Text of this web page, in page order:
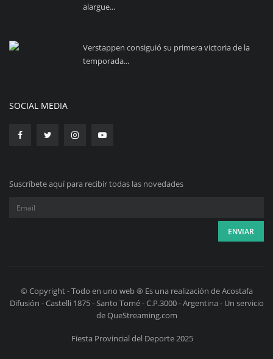
alargue...
Verstappen consiguió su primera victoria de la
temporada...
SOCIAL MEDIA
Suscríbete aquí para recibir todas las novedades
© Copyright - Todo en uno web ® Es una realización de Acostafa
Difusión - Castelli 1875 - Santo Tomé - C.P.3000 - Argentina - Un servicio
de QueStreaming.com
Fiesta Provincial del Deporte 2025